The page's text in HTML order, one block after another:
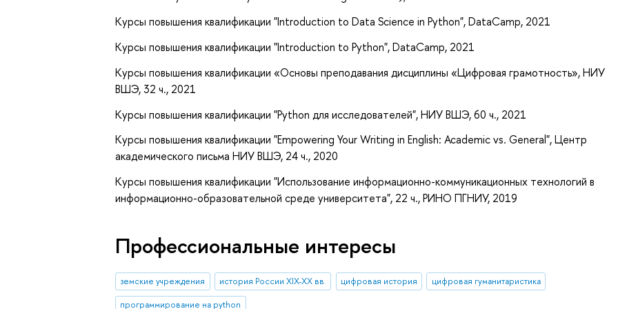
Курсы повышения квалификации "Introduction to Data Science in Python", DataCamp, 2021
Курсы повышения квалификации "Introduction to Python", DataCamp, 2021
Курсы повышения квалификации «Основы преподавания дисциплины «Цифровая грамотность», НИУ
ВШЭ, 32 ч., 2021
Курсы повышения квалификации "Python для исследователей", НИУ ВШЭ, 60 ч., 2021
Курсы повышения квалификации "Empowering Your Writing in English: Academic vs. General", Центр
академического письма НИУ ВШЭ, 24 ч., 2020
Курсы повышения квалификации "Использование информационно-коммуникационных технологий в
информационно-образовательной среде университета", 22 ч., РИНО ПГНИУ, 2019
Профессиональные интересы
земские учреждения история России XIX-XX вв. цифровая история
цифровая гуманитаристика
программирование на python